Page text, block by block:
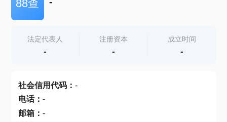
查产地
88查
法定代表人
-
注册资本
-
成立时间
-
社会信用代码： -
电话： -
邮箱： -